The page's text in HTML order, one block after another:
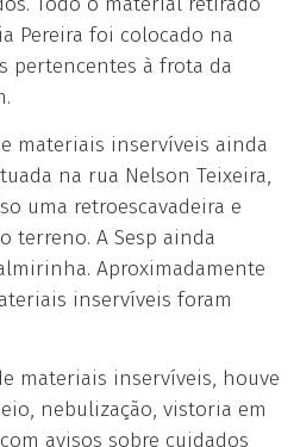
Pereira foi colocado na
pertencentes à frota da
materiais inservíveis ainda
na rua Nelson Teixeira,
uma retroescavadeira e
terreno. A Sesp ainda
Aproximadamente
inservíveis foram
materiais inservíveis, houve
nebulização, vistoria em
avisos sobre cuidados